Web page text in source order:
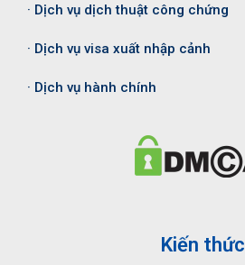
· Dịch vụ dịch thuật công chứng
· Dịch vụ visa xuất nhập cảnh
· Dịch vụ hành chính
Kiến thức